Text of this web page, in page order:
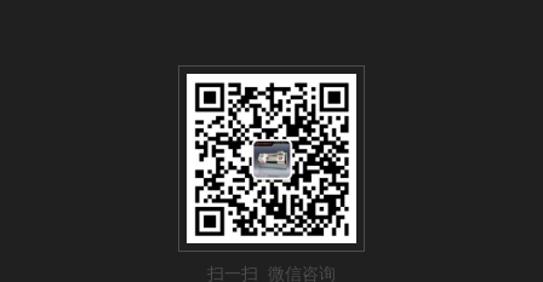
扫一扫 微信咨询